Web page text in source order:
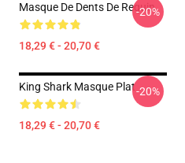
Masque De Dents De Requin
18,29 € - 20,70 €
-20%
King Shark Masque Plat
18,29 € - 20,70 €
-20%